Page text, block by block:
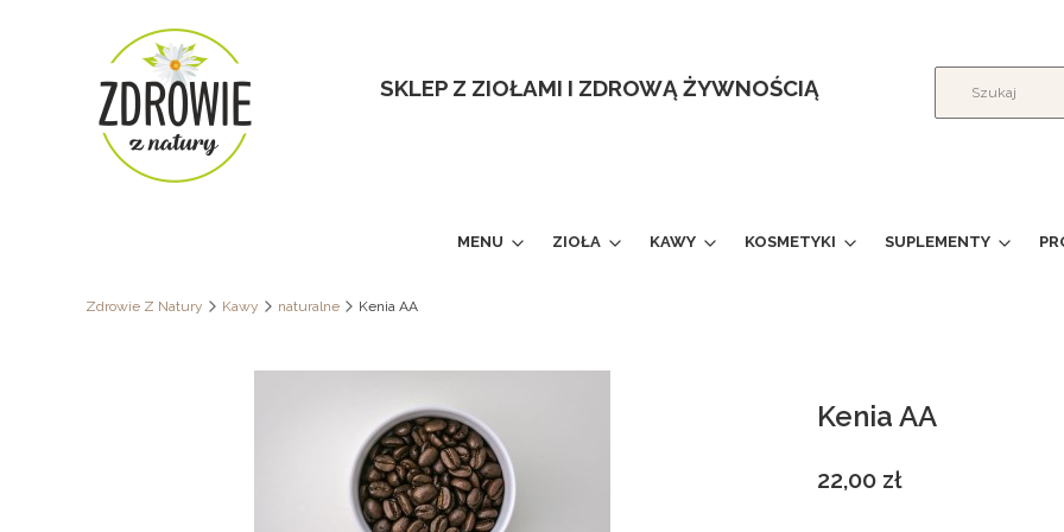
SKLEP Z ZIOŁAMI I ZDROWĄ ŻYWNOŚCIĄ
MENU ZIOŁA KAWY KOSMETYKI SUPLEMENTY
Zdrowie Z Natury Kawy naturalne Kenia AA
Kenia AA
Cena
22,00 zł